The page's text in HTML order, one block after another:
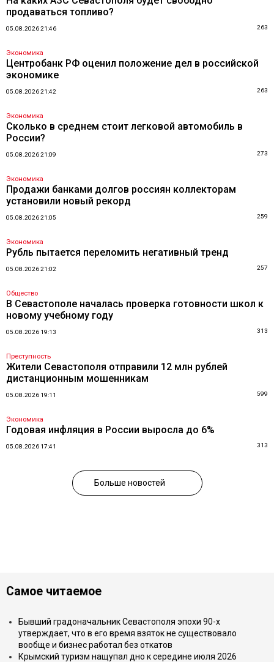
продаваться топливо?
05.08.2026 21:46 263
Экономика
Центробанк РФ оценил положение дел в российской
экономике
05.08.2026 21:42 263
Экономика
Сколько в среднем стоит легковой автомобиль в
России?
05.08.2026 21:09 273
Экономика
Продажи банками долгов россиян коллекторам
установили новый рекорд
05.08.2026 21:05 259
Экономика
Рубль пытается переломить негативный тренд
05.08.2026 21:02 257
Общество
В Севастополе началась проверка готовности школ к
новому учебному году
05.08.2026 19:13 313
Преступность
Жители Севастополя отправили 12 млн рублей
дистанционным мошенникам
05.08.2026 19:11 599
Экономика
Годовая инфляция в России выросла до 6%
05.08.2026 17:41 313
Больше новостей
Самое читаемое
Бывший градоначальник Севастополя эпохи 90-х
утверждает, что в его время взяток не существовало
вообще и бизнес работал без откатов
Крымский туризм нащупал дно к середине июля 2026